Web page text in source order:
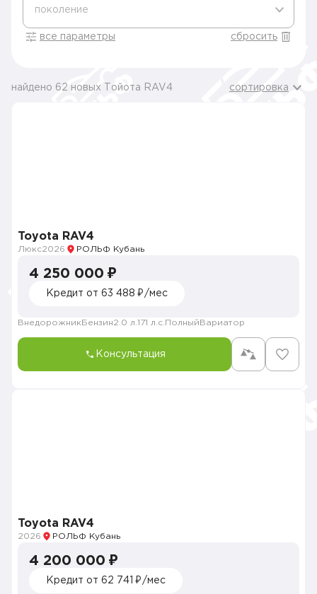
поколение
все параметры сбросить
найдено 62 новых Тойота RAV4 сортировка
Toyota RAV4
Люкс2026 РОЛЬФ Кубань
4 250 000 ₽
Кредит от 63 488 ₽/мес
Внедорожник Бензин2.0 л. 171 л.с. Полный Вариатор
Консультация
Toyota RAV4
2026 РОЛЬФ Кубань
4 200 000 ₽
Кредит от 62 741 ₽/мес